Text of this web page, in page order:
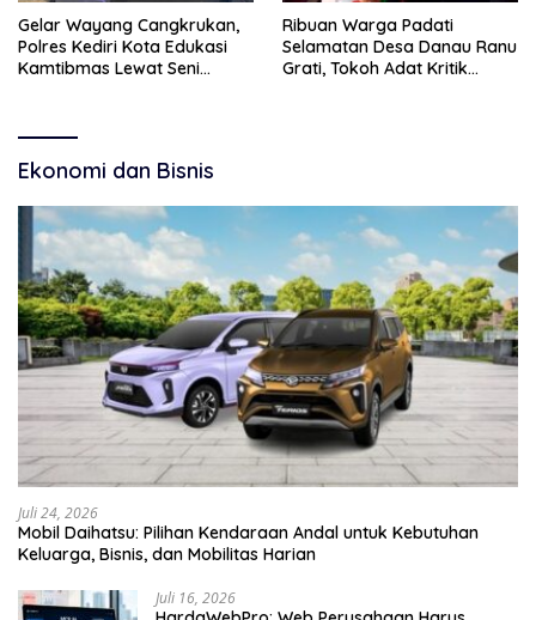
Gelar Wayang Cangkrukan,
Polres Kediri Kota Edukasi
Kamtibmas Lewat Seni
Ribuan Warga Padati
Selamatan Desa Danau Ranu
Grati, Tokoh Adat Kritik
Ekonomi dan Bisnis
Juli 24, 2026
Mobil Daihatsu: Pilihan Kendaraan Andal untuk Kebutuhan
Keluarga, Bisnis, dan Mobilitas Harian
Juli 16, 2026